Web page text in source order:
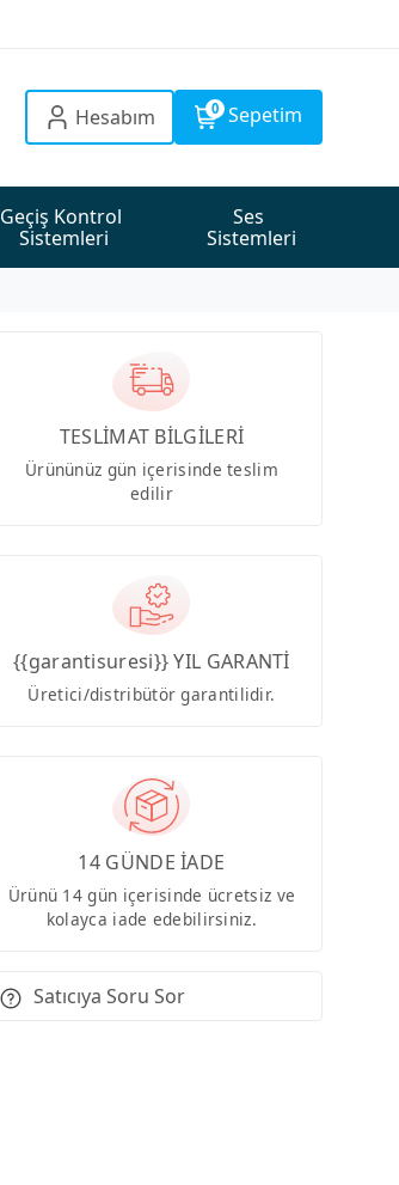
Hesabım 0 Sepetim
Geçiş Kontrol
Sistemleri
Ses
Sistemleri
TESLİMAT BİLGİLERİ
Ürününüz gün içerisinde teslim
edilir
{{garantisuresi}} YIL GARANTİ
Üretici/distribütör garantilidir.
14 GÜNDE İADE
Ürünü 14 gün içerisinde ücretsiz ve
kolayca iade edebilirsiniz.
Satıcıya Soru Sor